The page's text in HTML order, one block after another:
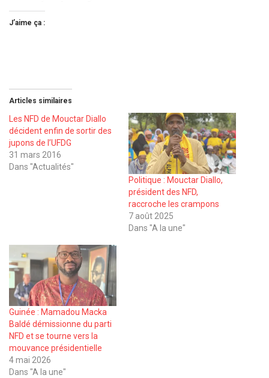
J’aime ça :
Articles similaires
Les NFD de Mouctar Diallo
décident enfin de sortir des
jupons de l’UFDG
31 mars 2016
Dans "Actualités"
Politique : Mouctar Diallo,
président des NFD,
raccroche les crampons
7 août 2025
Dans "A la une"
Guinée : Mamadou Macka
Baldé démissionne du parti
NFD et se tourne vers la
mouvance présidentielle
4 mai 2026
Dans "A la une"